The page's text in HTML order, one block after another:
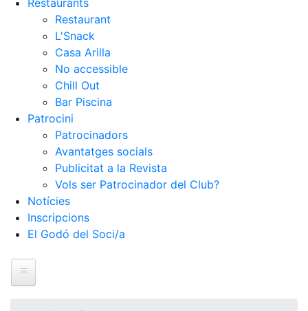
Restaurants
Restaurant
L'Snack
Casa Arilla
No accessible
Chill Out
Bar Piscina
Patrocini
Patrocinadors
Avantatges socials
Publicitat a la Revista
Vols ser Patrocinador del Club?
Notícies
Inscripcions
El Godó del Soci/a